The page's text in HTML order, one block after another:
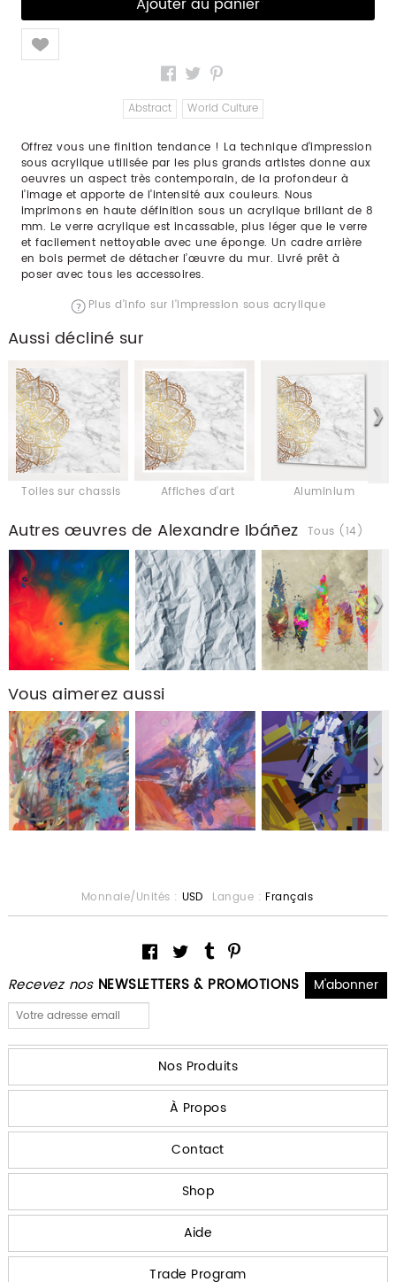
Like
Abstract World Culture
Offrez vous une finition tendance ! La technique d’impression
sous acrylique utilisée par les plus grands artistes donne aux
oeuvres un aspect très contemporain, de la profondeur à
l’image et apporte de l’intensité aux couleurs. Nous
imprimons en haute définition sous un acrylique brillant de 8
mm. Le verre acrylique est incassable, plus léger que le verre
et facilement nettoyable avec une éponge. Un cadre arrière
en bois permet de détacher l’œuvre du mur. Livré prêt à
poser avec tous les accessoires.
Plus d'info sur l'impression sous acrylique
Aussi décliné sur
Toiles sur chassis Affiches d'art Aluminium
Autres œuvres de Alexandre Ibáñez Tous (14)
Vous aimerez aussi
Recevez nos NEWSLETTERS & PROMOTIONS
Monnaie/Unités : USD Langue : Français
Nos Produits
À Propos
Contact
Shop
Aide
Trade Program